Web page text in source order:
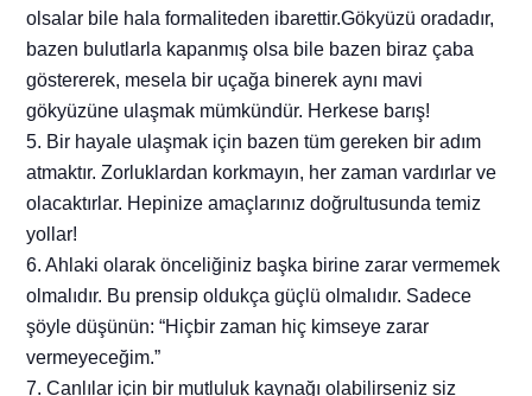
olsalar bile hala formaliteden ibarettir.Gökyüzü oradadır,
bazen bulutlarla kapanmış olsa bile bazen biraz çaba
göstererek, mesela bir uçağa binerek aynı mavi
gökyüzüne ulaşmak mümkündür. Herkese barış!
5. Bir hayale ulaşmak için bazen tüm gereken bir adım
atmaktır. Zorluklardan korkmayın, her zaman vardırlar ve
olacaktırlar. Hepinize amaçlarınız doğrultusunda temiz
yollar!
6. Ahlaki olarak önceliğiniz başka birine zarar vermemek
olmalıdır. Bu prensip oldukça güçlü olmalıdır. Sadece
şöyle düşünün: “Hiçbir zaman hiç kimseye zarar
vermeyeceğim.”
7. Canlılar için bir mutluluk kaynağı olabilirseniz siz